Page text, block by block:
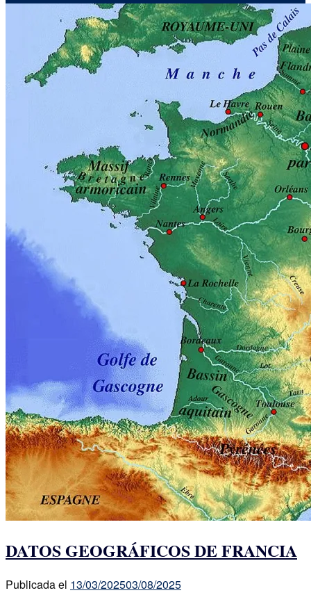
DATOS GEOGRÁFICOS DE FRANCIA
Publicada el 13/03/202503/08/2025